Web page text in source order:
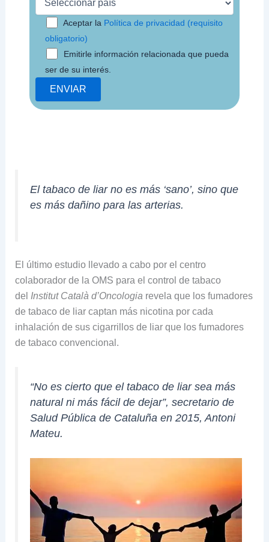
Aceptar la Política de privacidad (requisito
obligatorio)
Emitirle información relacionada que pueda
ser de su interés.
El tabaco de liar no es más ‘sano’, sino que
es más dañino para las arterias.
El último estudio llevado a cabo por el centro
colaborador de la OMS para el control de tabaco
del Institut Català d’Oncologia revela que los fumadores
de tabaco de liar captan más nicotina por cada
inhalación de sus cigarrillos de liar que los fumadores
de tabaco convencional.
“No es cierto que el tabaco de liar sea más
natural ni más fácil de dejar”, secretario de
Salud Pública de Cataluña en 2015, Antoni
Mateu.